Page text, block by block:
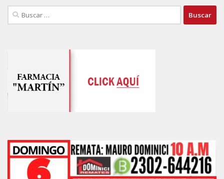
Buscar: